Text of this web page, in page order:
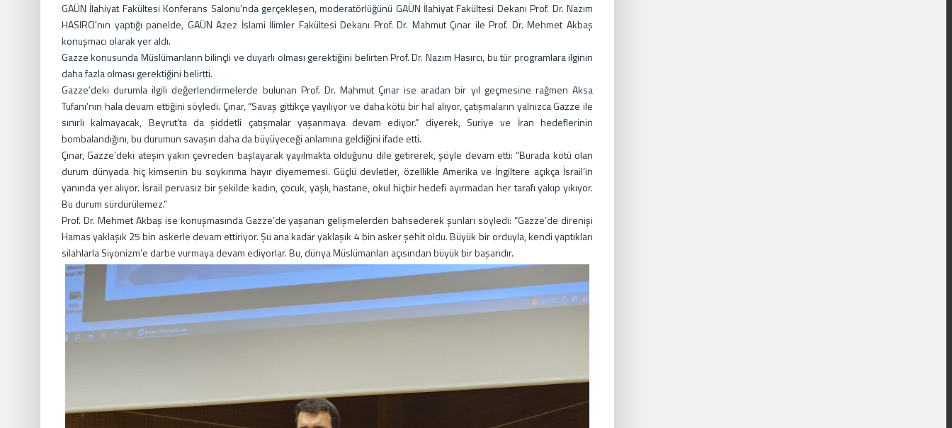
GAÜN İlahiyat Fakültesi Konferans Salonu’nda gerçekleşen, moderatörlüğünü GAÜN İlahiyat Fakültesi Dekanı Prof. Dr. Nazım
HASIRCI'nın yaptığı panelde, GAÜN Azez İslami İlimler Fakültesi Dekanı Prof. Dr. Mahmut Çınar ile Prof. Dr. Mehmet Akbaş
konuşmacı olarak yer aldı.
Gazze konusunda Müslümanların bilinçli ve duyarlı olması gerektiğini belirten Prof. Dr. Nazım Hasırcı, bu tür programlara ilginin
daha fazla olması gerektiğini belirtti.
Gazze’deki durumla ilgili değerlendirmelerde bulunan Prof. Dr. Mahmut Çınar ise aradan bir yıl geçmesine rağmen Aksa
Tufanı’nın hala devam ettiğini söyledi. Çınar, “Savaş gittikçe yayılıyor ve daha kötü bir hal alıyor, çatışmaların yalnızca Gazze ile
sınırlı kalmayacak, Beyrut’ta da şiddetli çatışmalar yaşanmaya devam ediyor.” diyerek, Suriye ve İran hedeflerinin
bombalandığını, bu durumun savaşın daha da büyüyeceği anlamına geldiğini ifade etti.
Çınar, Gazze’deki ateşin yakın çevreden başlayarak yayılmakta olduğunu dile getirerek, şöyle devam etti: “Burada kötü olan
durum dünyada hiç kimsenin bu soykırıma hayır diyememesi. Güçlü devletler, özellikle Amerika ve İngiltere açıkça İsrail’in
yanında yer alıyor. İsrail pervasız bir şekilde kadın, çocuk, yaşlı, hastane, okul hiçbir hedefi ayırmadan her tarafı yakıp yıkıyor.
Bu durum sürdürülemez.”
Prof. Dr. Mehmet Akbaş ise konuşmasında Gazze’de yaşanan gelişmelerden bahsederek şunları söyledi: “Gazze’de direnişi
Hamas yaklaşık 25 bin askerle devam ettiriyor. Şu ana kadar yaklaşık 4 bin asker şehit oldu. Büyük bir orduyla, kendi yaptıkları
silahlarla Siyonizm’e darbe vurmaya devam ediyorlar. Bu, dünya Müslümanları açısından büyük bir başarıdır.